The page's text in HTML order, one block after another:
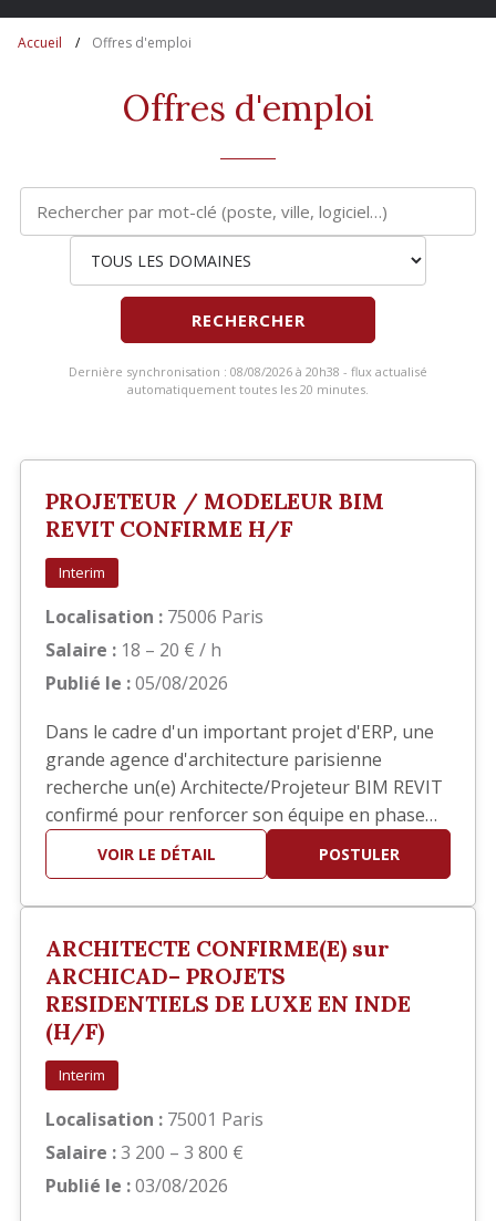
Accueil Offres d'emploi
Offres d'emploi
RECHERCHER
Dernière synchronisation : 08/08/2026 à 20h38 - flux actualisé
automatiquement toutes les 20 minutes.
PROJETEUR / MODELEUR BIM
REVIT CONFIRME H/F
Interim
Localisation : 75006 Paris
Salaire : 18 – 20 € / h
Publié le :05/08/2026
Dans le cadre d'un important projet d'ERP, une
grande agence d'architecture parisienne
recherche un(e) Architecte/Projeteur BIM REVIT
confirmé pour renforcer son équipe en phase
EXE. Vos missions Vous interviendrez
principalement sur la réalisation des documents
repérage. Production et mise…
VOIR LE DÉTAIL POSTULER
ARCHITECTE CONFIRME(E) sur
ARCHICAD– PROJETS
RESIDENTIELS DE LUXE EN INDE
(H/F)
Interim
Localisation : 75001 Paris
Salaire :3 200 – 3 800 €
Publié le :03/08/2026